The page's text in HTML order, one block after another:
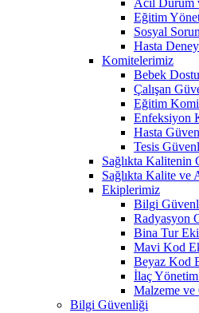
Eğitim
Sosyal
Hasta
Komitelerimiz
Bebek
Çalışan
Eğitim
Enfeksiyon
Hasta
Tesis
Sağlıkta Kalitenin
Sağlıkta Kalite ve
Ekiplerimiz
Bilgi
Radyasyon
Bina Tur
Mavi Kod
Beyaz Kod
İlaç
Malzeme
Bilgi Güvenliği